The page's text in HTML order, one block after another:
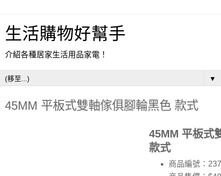
生活購物好幫手
介紹各種居家生活用品家電！
▼
45MM 平板式雙軸傢俱腳輪黑色 款式
45MM 平板式
款式
商品編號：